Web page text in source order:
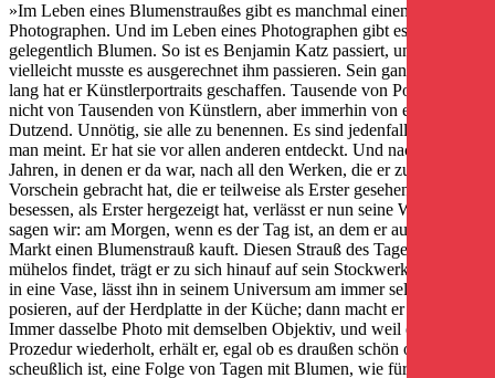
»Im Leben eines Blumenstraußes gibt es manchmal einen
Photographen. Und im Leben eines Photographen gibt es
gelegentlich Blumen. So ist es Benjamin Katz passiert, und
vielleicht musste es ausgerechnet ihm passieren. Sein ganzes Leben
lang hat er Künstlerportraits geschaffen. Tausende von Portraits,
nicht von Tausenden von Künstlern, aber immerhin von einigen
Dutzend. Unnötig, sie alle zu benennen. Es sind jedenfalls mehr, als
man meint. Er hat sie vor allen anderen entdeckt. Und nach all den
Jahren, in denen er da war, nach all den Werken, die er zum
Vorschein gebracht hat, die er teilweise als Erster gesehen, als Erster
besessen, als Erster hergezeigt hat, verlässt er nun seine Wohnung,
sagen wir: am Morgen, wenn es der Tag ist, an dem er auf dem
Markt einen Blumenstrauß kauft. Diesen Strauß des Tages, den er
mühelos findet, trägt er zu sich hinauf auf sein Stockwerk, stellt ihn
in eine Vase, lässt ihn in seinem Universum am immer selben Platz
posieren, auf der Herdplatte in der Küche; dann macht er ein Photo.
Immer dasselbe Photo mit demselben Objektiv, und weil er diese
Prozedur wiederholt, erhält er, egal ob es draußen schön oder
scheußlich ist, eine Folge von Tagen mit Blumen, wie für einen